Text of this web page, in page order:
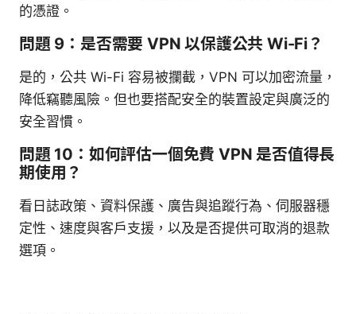
的憑證。
問題 9：是否需要 VPN 以保護公共 Wi-Fi？
是的，公共 Wi-Fi 容易被攔截，VPN 可以加密流量，
降低竊聽風險。但也要搭配安全的裝置設定與廣泛的
安全習慣。
問題 10：如何評估一個免費 VPN 是否值得長
期使用？
看日誌政策、資料保護、廣告與追蹤行為、伺服器穩
定性、速度與客戶支援，以及是否提供可取消的退款
選項。